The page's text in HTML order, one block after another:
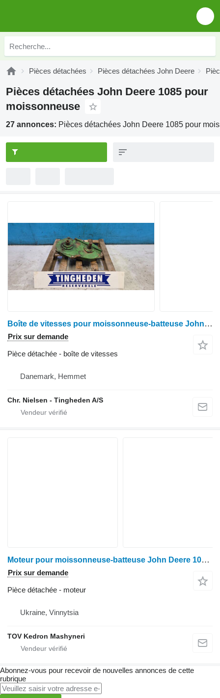
Pièces détachées Pièces détachées John Deere
Pièces détachées John Deere 1085 pour
moissonneuse
27 annonces: Pièces détachées John Deere 1085 pour
Boîte de vitesses pour moissonneuse-batteuse John Deere 1085
Prix sur demande
Pièce détachée - boîte de vitesses
Danemark, Hemmet
Chr. Nielsen - Tingheden A/S
Moteur pour moissonneuse-batteuse John Deere 1085 pour pièces détachées
Prix sur demande
Pièce détachée - moteur
Ukraine, Vinnytsia
TOV Kedron Mashyneri
Abonnez-vous pour recevoir de nouvelles annonces de cette
rubrique